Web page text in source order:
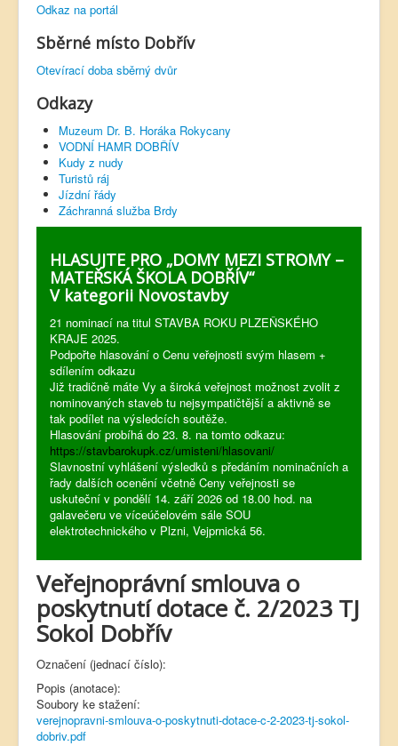
Odkaz na portál
Sběrné místo Dobřív
Otevírací doba sběrný dvůr
Odkazy
Muzeum Dr. B. Horáka Rokycany
VODNÍ HAMR DOBŘÍV
Kudy z nudy
Turistů ráj
Jízdní řády
Záchranná služba Brdy
HLASUJTE PRO „DOMY MEZI STROMY –
MATEŘSKÁ ŠKOLA DOBŘÍV“
V kategorii Novostavby
21 nominací na titul STAVBA ROKU PLZEŇSKÉHO
KRAJE 2025.
Podpořte hlasování o Cenu veřejnosti svým hlasem +
sdílením odkazu
Již tradičně máte Vy a široká veřejnost možnost zvolit z
nominovaných staveb tu nejsympatičtější a aktivně se
tak podílet na výsledcích soutěže.
Hlasování probíhá do 23. 8. na tomto odkazu:
https://stavbarokupk.cz/umisteni/hlasovani/
Slavnostní vyhlášení výsledků s předáním nominačních a
řady dalších ocenění včetně Ceny veřejnosti se
uskuteční v pondělí 14. září 2026 od 18.00 hod. na
galavečeru ve víceúčelovém sále SOU
elektrotechnického v Plzni, Vejprnická 56.
Veřejnoprávní smlouva o
poskytnutí dotace č. 2/2023 TJ
Sokol Dobřív
Označení (jednací číslo):
Popis (anotace):
Soubory ke stažení:
verejnopravni-smlouva-o-poskytnuti-dotace-c-2-2023-tj-sokol-
dobriv.pdf